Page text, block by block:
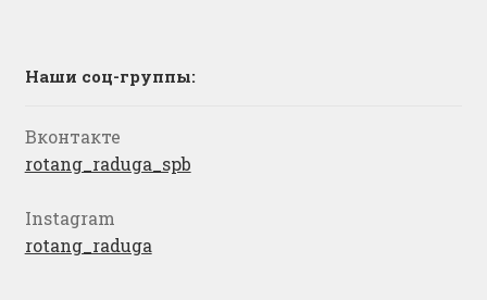
Наши соц-группы:
Вконтакте
rotang_raduga_spb
Instagram
rotang_raduga